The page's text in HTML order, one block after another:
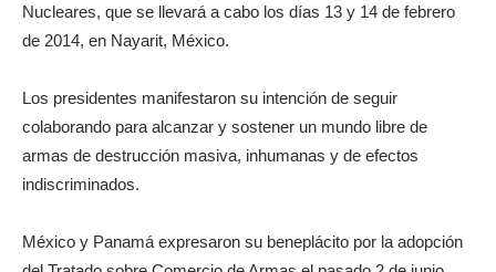
Nucleares, que se llevará a cabo los días 13 y 14 de febrero
de 2014, en Nayarit, México.
Los presidentes manifestaron su intención de seguir
colaborando para alcanzar y sostener un mundo libre de
armas de destrucción masiva, inhumanas y de efectos
indiscriminados.
México y Panamá expresaron su beneplácito por la adopción